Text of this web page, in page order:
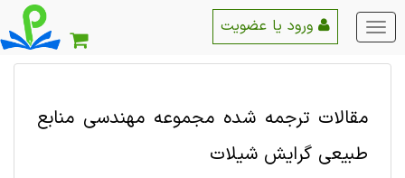
منو
اصلی
مقالات ترجمه شده مجموعه مهندسی منابع
طبيعی گرایش شیلات